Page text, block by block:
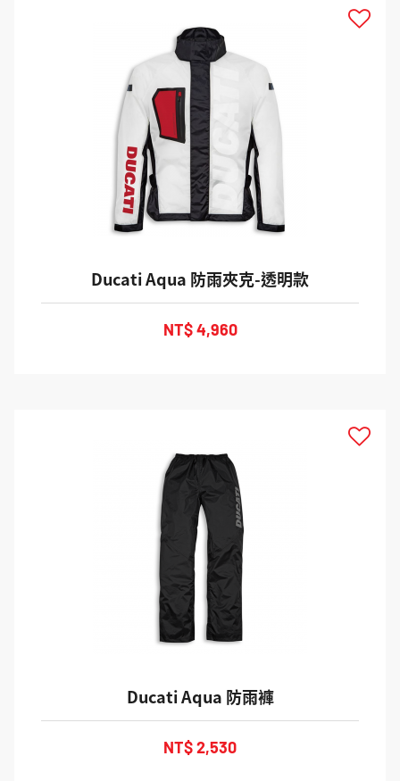
Ducati Aqua 防雨夾克-透明款
NT$ 4,960
Ducati Aqua 防雨褲
NT$ 2,530